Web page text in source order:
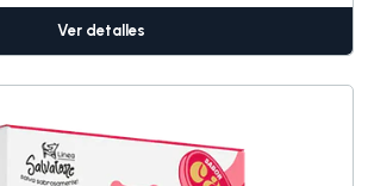
Ver detalles